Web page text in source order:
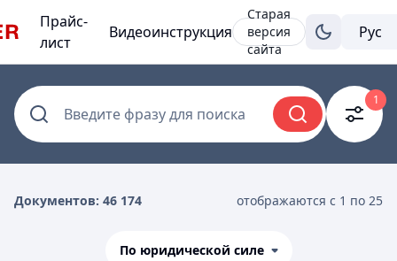
Прайс-
лист
Видеоинструкция
Старая
версия
сайта
Введите фразу для поиска
1
Документов: 46 174 отображаются с 1 по 25
По юридической силе